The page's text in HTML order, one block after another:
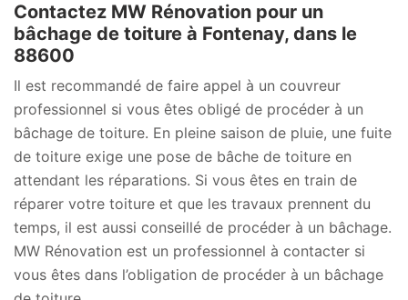
Contactez MW Rénovation pour un
bâchage de toiture à Fontenay, dans le
88600
Il est recommandé de faire appel à un couvreur
professionnel si vous êtes obligé de procéder à un
bâchage de toiture. En pleine saison de pluie, une fuite
de toiture exige une pose de bâche de toiture en
attendant les réparations. Si vous êtes en train de
réparer votre toiture et que les travaux prennent du
temps, il est aussi conseillé de procéder à un bâchage.
MW Rénovation est un professionnel à contacter si
vous êtes dans l’obligation de procéder à un bâchage